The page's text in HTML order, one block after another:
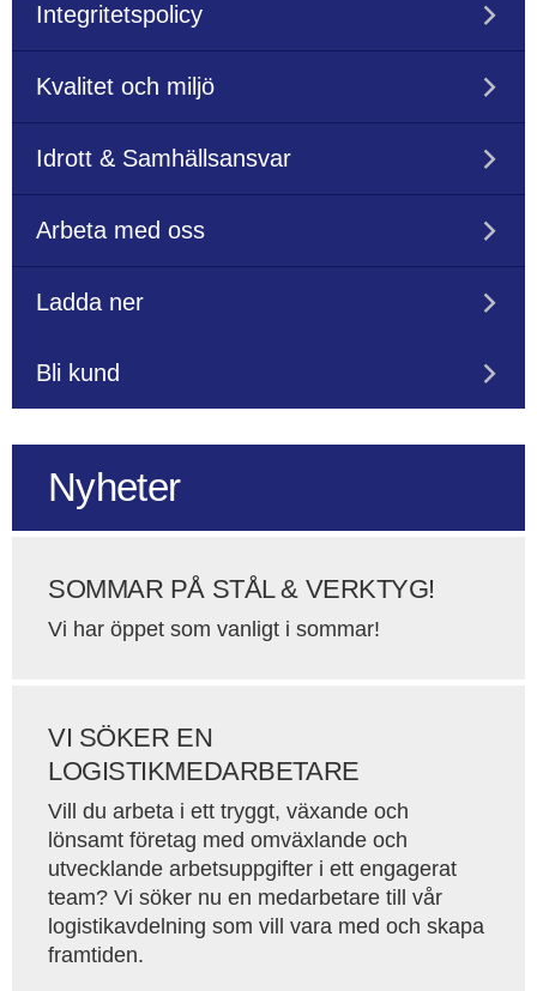
Integritetspolicy
Kvalitet och miljö
Idrott & Samhällsansvar
Arbeta med oss
Ladda ner
Bli kund
Nyheter
SOMMAR PÅ STÅL & VERKTYG!
Vi har öppet som vanligt i sommar!
VI SÖKER EN
LOGISTIKMEDARBETARE
Vill du arbeta i ett tryggt, växande och
lönsamt företag med omväxlande och
utvecklande arbetsuppgifter i ett engagerat
team? Vi söker nu en medarbetare till vår
logistikavdelning som vill vara med och skapa
framtiden.